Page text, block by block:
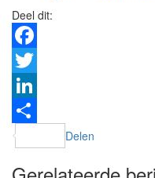
Deel dit:
Facebook
Twitter
LinkedIn
Delen